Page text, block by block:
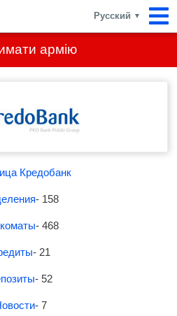
армію
Русский ▼
Кредобанк
- 158
- 468
- 21
- 52
- 7